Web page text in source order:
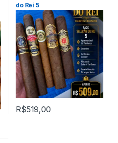
do Rei 5
R$519,00